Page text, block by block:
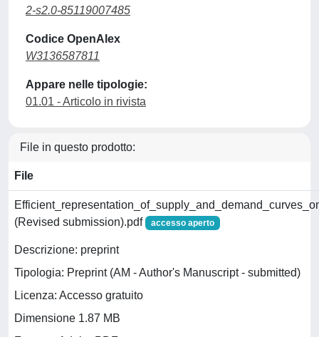
2-s2.0-85119007485
Codice OpenAlex
W3136587811
Appare nelle tipologie:
01.01 - Articolo in rivista
File in questo prodotto:
File
(Revised submission).pdf
accesso aperto
Descrizione: preprint
Tipologia: Preprint (AM - Author's Manuscript - submitted)
Licenza: Accesso gratuito
Dimensione 1.87 MB